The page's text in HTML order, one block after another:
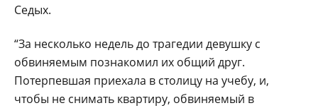
Седых.
“За несколько недель до трагедии девушку с
обвиняемым познакомил их общий друг.
Потерпевшая приехала в столицу на учебу, и,
чтобы не снимать квартиру, обвиняемый в